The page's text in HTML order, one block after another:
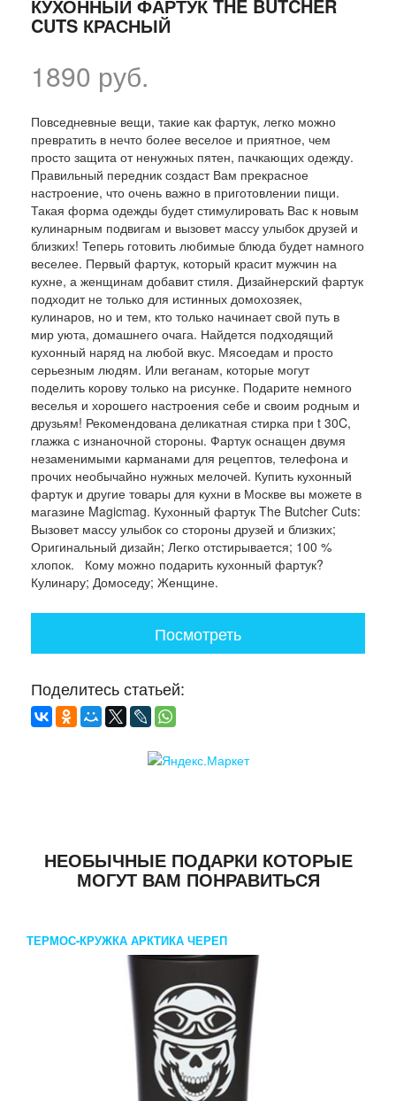
КУХОННЫЙ ФАРТУК THE BUTCHER
CUTS КРАСНЫЙ
1890 руб.
Повседневные вещи, такие как фартук, легко можно
превратить в нечто более веселое и приятное, чем
просто защита от ненужных пятен, пачкающих одежду.
Правильный передник создаст Вам прекрасное
настроение, что очень важно в приготовлении пищи.
Такая форма одежды будет стимулировать Вас к новым
кулинарным подвигам и вызовет массу улыбок друзей и
близких! Теперь готовить любимые блюда будет намного
веселее. Первый фартук, который красит мужчин на
кухне, а женщинам добавит стиля. Дизайнерский фартук
подходит не только для истинных домохозяек,
кулинаров, но и тем, кто только начинает свой путь в
мир уюта, домашнего очага. Найдется подходящий
кухонный наряд на любой вкус. Мясоедам и просто
серьезным людям. Или веганам, которые могут
поделить корову только на рисунке. Подарите немного
веселья и хорошего настроения себе и своим родным и
друзьям! Рекомендована деликатная стирка при t 30C,
глажка с изнаночной стороны. Фартук оснащен двумя
незаменимыми карманами для рецептов, телефона и
прочих необычайно нужных мелочей. Купить кухонный
фартук и другие товары для кухни в Москве вы можете в
магазине Magicmag. Кухонный фартук The Butcher Cuts:
Вызовет массу улыбок со стороны друзей и близких;
Оригинальный дизайн; Легко отстирывается; 100 %
хлопок. Кому можно подарить кухонный фартук?
Кулинару; Домоседу; Женщине.
Посмотреть
Поделитесь статьей:
НЕОБЫЧНЫЕ ПОДАРКИ КОТОРЫЕ
МОГУТ ВАМ ПОНРАВИТЬСЯ
ТЕРМОС-КРУЖКА АРКТИКА ЧЕРЕП